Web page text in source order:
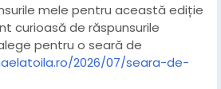
mele pentru această ediție
curioasă de răspunsurile
pentru o seară de
2026/07/seara-de-